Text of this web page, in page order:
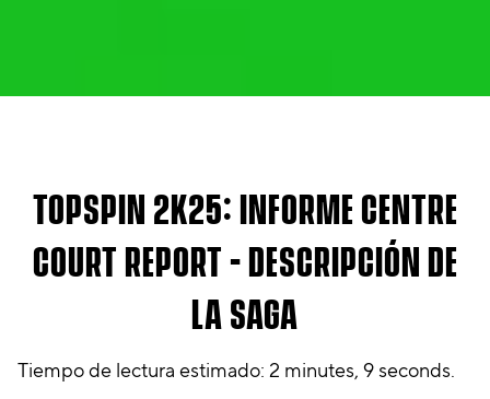
TOPSPIN 2K25: INFORME CENTRE
COURT REPORT - DESCRIPCIÓN DE
LA SAGA
Tiempo de lectura estimado 2 minutes, 9 seconds